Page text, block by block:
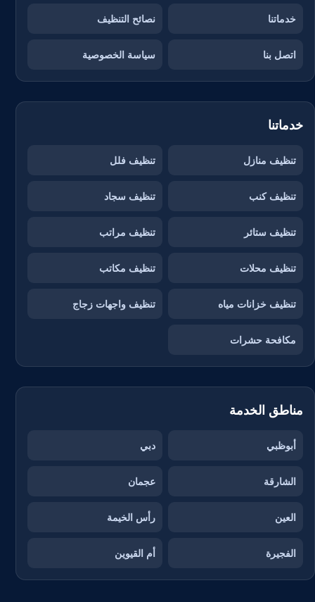
خدماتنا نصائح التنظيف
اتصل بنا سياسة الخصوصية
خدماتنا
تنظيف منازل تنظيف فلل
تنظيف كنب تنظيف سجاد
تنظيف ستائر تنظيف مراتب
تنظيف محلات تنظيف مكاتب
تنظيف خزانات مياه تنظيف واجهات زجاج
مكافحة حشرات
مناطق الخدمة
أبوظبي دبي
الشارقة عجمان
العين رأس الخيمة
الفجيرة أم القيوين